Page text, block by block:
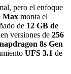
pero el enfoque
Max monta el
de 12 GB de
en versiones de 256
8s Gen
UFS 3.1 de